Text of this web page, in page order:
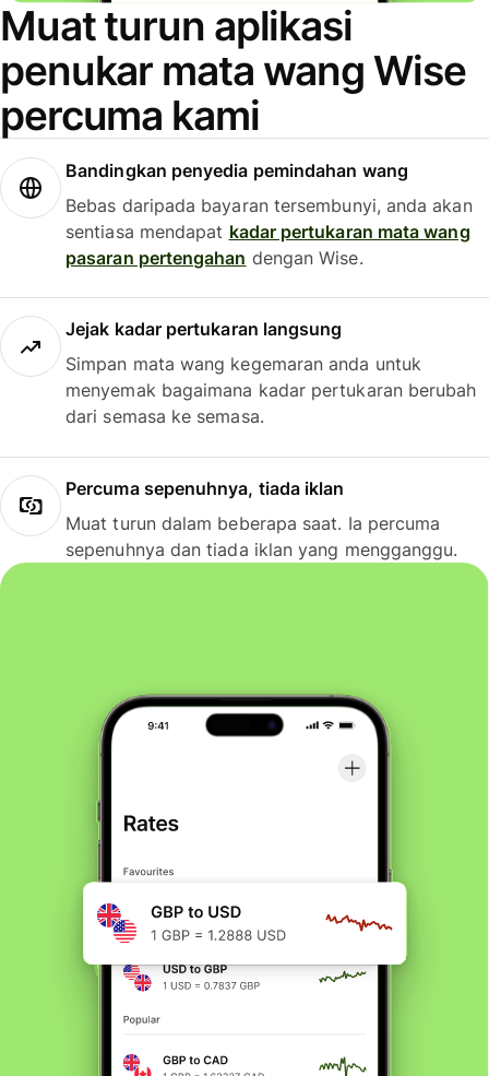
Muat turun aplikasi
penukar mata wang Wise
percuma kami
Bandingkan penyedia pemindahan wang
Bebas daripada bayaran tersembunyi, anda akan
sentiasa mendapat kadar pertukaran mata wang
pasaran pertengahan dengan Wise.
Jejak kadar pertukaran langsung
Simpan mata wang kegemaran anda untuk
menyemak bagaimana kadar pertukaran berubah
dari semasa ke semasa.
Percuma sepenuhnya, tiada iklan
Muat turun dalam beberapa saat. Ia percuma
sepenuhnya dan tiada iklan yang mengganggu.